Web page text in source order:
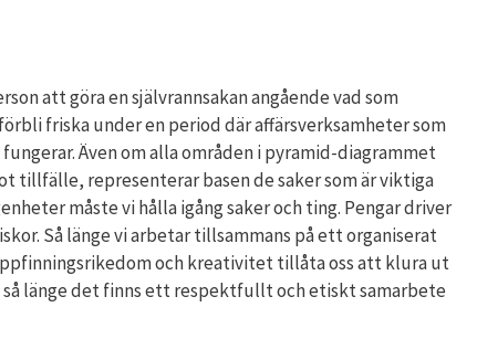
att göra en självrannsakan angående vad som
friska under en period där affärsverksamheter som
Även om alla områden i pyramid-diagrammet
tillfälle, representerar basen de saker som är viktiga
måste vi hålla igång saker och ting. Pengar driver
Så länge vi arbetar tillsammans på ett organiserat
och kreativitet tillåta oss att klura ut
länge det finns ett respektfullt och etiskt samarbete